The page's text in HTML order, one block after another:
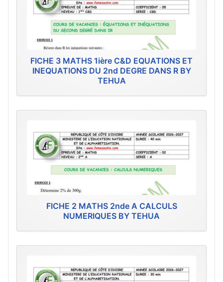
FICHE 3 MATHS 1ière C&D EQUATIONS ET
INEQUATIONS DU 2nd DEGRE DANS R BY
TEHUA
FICHE 2 MATHS 2nde A CALCULS
NUMERIQUES BY TEHUA